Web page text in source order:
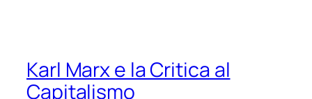
Karl Marx e la Critica al
Capitalismo